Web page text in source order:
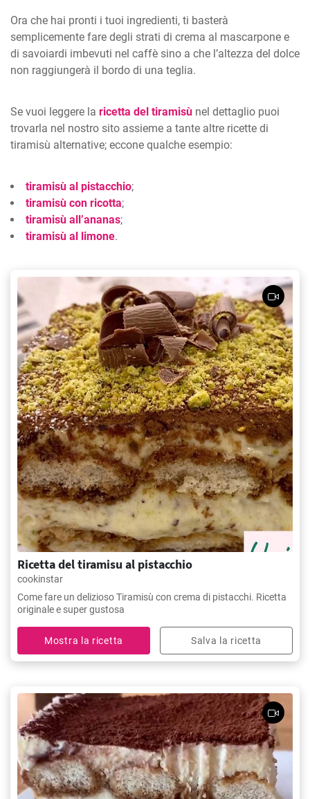
Ora che hai pronti i tuoi ingredienti, ti basterà
semplicemente fare degli strati di crema al mascarpone e
di savoiardi imbevuti nel caffè sino a che l’altezza del dolce
non raggiungerà il bordo di una teglia.
Se vuoi leggere la ricetta del tiramisù nel dettaglio puoi
trovarla nel nostro sito assieme a tante altre ricette di
tiramisù alternative; eccone qualche esempio:
tiramisù al pistacchio;
tiramisù con ricotta;
tiramisù all’ananas;
tiramisù al limone.
Ricetta del tiramisu al pistacchio
cookinstar
Come fare un delizioso Tiramisù con crema di pistacchi. Ricetta
originale e super gustosa
Mostra la ricetta Salva la ricetta